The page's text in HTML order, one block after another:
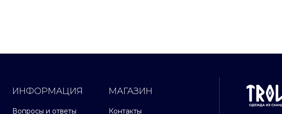
ИНФОРМАЦИЯ
Вопросы и ответы
МАГАЗИН
Контакты